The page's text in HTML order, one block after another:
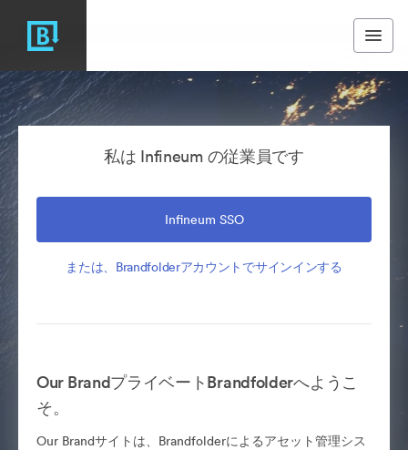
私は Infineum の従業員です
Infineum SSO
または、Brandfolderアカウントでサインインする
Our BrandプライベートBrandfolderへようこ
そ。
Our Brandサイトは、Brandfolderによるアセット管理シス